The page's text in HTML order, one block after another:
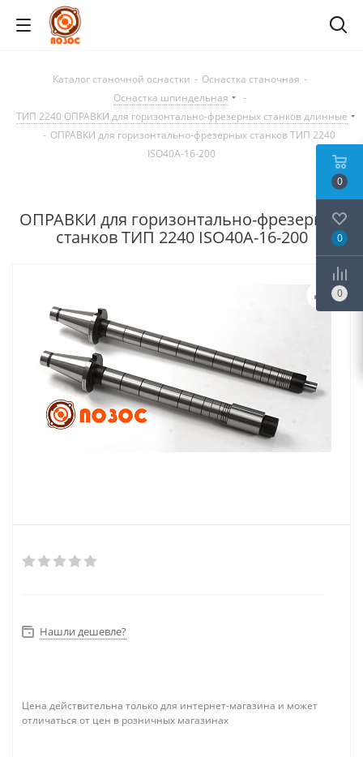
Каталог станочной оснастки - Оснастка станочная -
Оснастка шпиндельная
-
ТИП 2240 ОПРАВКИ для горизонтально-фрезерных станков длинные
- ОПРАВКИ для горизонтально-фрезерных станков ТИП 2240
ISO40A-16-200
ОПРАВКИ для горизонтально-фрезерных
станков ТИП 2240 ISO40A-16-200
Нашли дешевле?
Цена действительна только для интернет-магазина и может
отличаться от цен в розничных магазинах
0
0
0